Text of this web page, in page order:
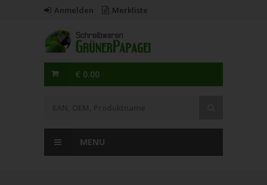
Anmelden Merkliste
€ 0.00
MENU